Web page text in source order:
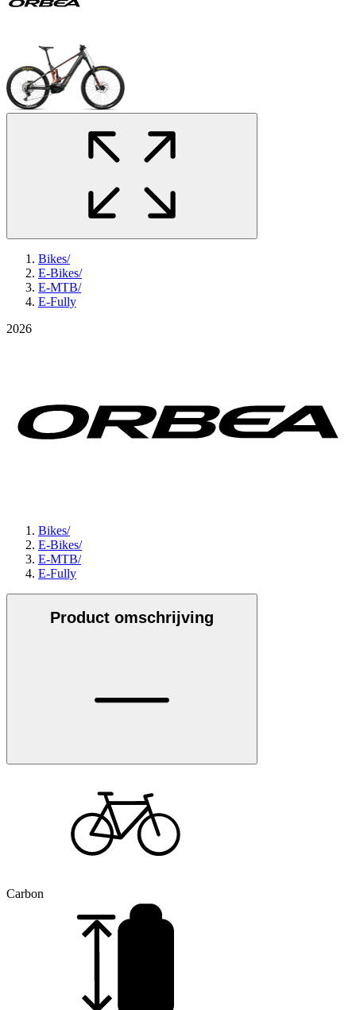
Bikes/
E-Bikes/
E-MTB/
E-Fully
2026
Bikes/
E-Bikes/
E-MTB/
E-Fully
Product omschrijving
Carbon